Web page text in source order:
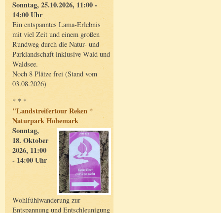
Sonntag, 25.10.2026, 11:00 -
14:00 Uhr
Ein entspanntes Lama-Erlebnis
mit viel Zeit und einem großen
Rundweg durch die Natur- und
Parklandschaft inklusive Wald und
Waldsee.
Noch 8 Plätze frei (Stand vom
03.08.2026)
* * *
"Landstreifertour Reken *
Naturpark Hohemark
Sonntag,
18. Oktober
2026, 11:00
- 14:00 Uhr
Wohlfühlwanderung zur
Entspannung und Entschleunigung